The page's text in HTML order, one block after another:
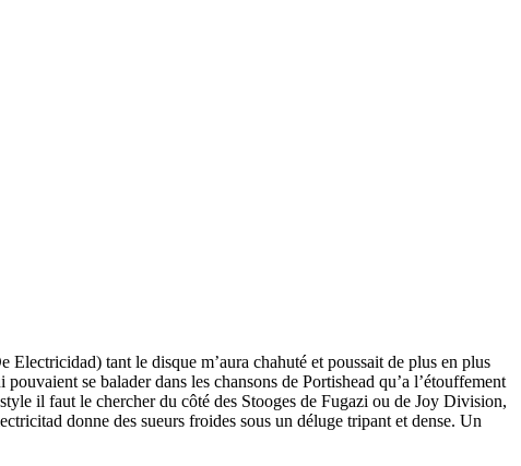
tant le disque m’aura chahuté et poussait de plus en plus
se balader dans les chansons de Portishead qu’a l’étouffement
il faut le chercher du côté des Stooges de Fugazi ou de Joy Division,
donne des sueurs froides sous un déluge tripant et dense. Un